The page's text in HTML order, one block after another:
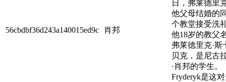
56cbdbf36d243a140015ed9c 肖邦
日，弗莱德里
他父母结婚的
个教堂接受洗
他18岁的教父
弗莱德里克·斯
贝克，是尼古
·肖邦的学生。
Fryderyk是这